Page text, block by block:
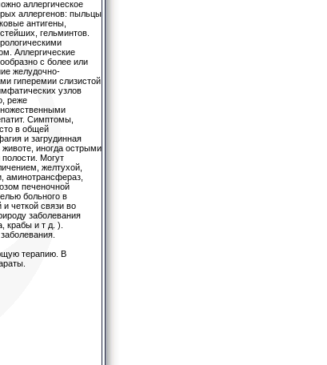
аллергическое
аллергенов: пыльцы
антигены,
гельминтов.
Аллергические
с более или
желудочно-
гиперемии слизистой
узлов
реже
Симптомы,
в общей
и загрудинная
иногда острыми
Могут
желтухой,
аминотрансфераз,
печеночной
больного в
и четкой связи во
заболевания
крабы и т д. ).
терапию. В